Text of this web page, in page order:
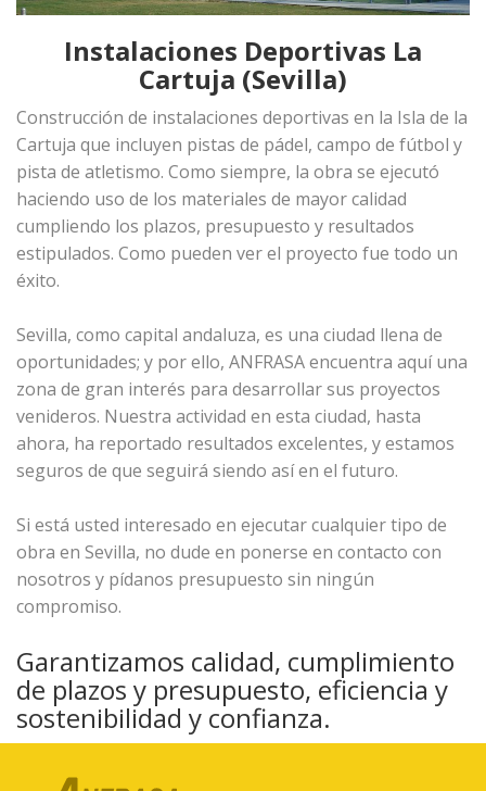
Instalaciones Deportivas La
Cartuja (Sevilla)
Construcción de instalaciones deportivas en la Isla de la
Cartuja que incluyen pistas de pádel, campo de fútbol y
pista de atletismo. Como siempre, la obra se ejecutó
haciendo uso de los materiales de mayor calidad
cumpliendo los plazos, presupuesto y resultados
estipulados. Como pueden ver el proyecto fue todo un
éxito.
Sevilla, como capital andaluza, es una ciudad llena de
oportunidades; y por ello, ANFRASA encuentra aquí una
zona de gran interés para desarrollar sus proyectos
venideros. Nuestra actividad en esta ciudad, hasta
ahora, ha reportado resultados excelentes, y estamos
seguros de que seguirá siendo así en el futuro.
Si está usted interesado en ejecutar cualquier tipo de
obra en Sevilla, no dude en ponerse en contacto con
nosotros y pídanos presupuesto sin ningún
compromiso.
Garantizamos calidad, cumplimiento
de plazos y presupuesto, eficiencia y
sostenibilidad y confianza.